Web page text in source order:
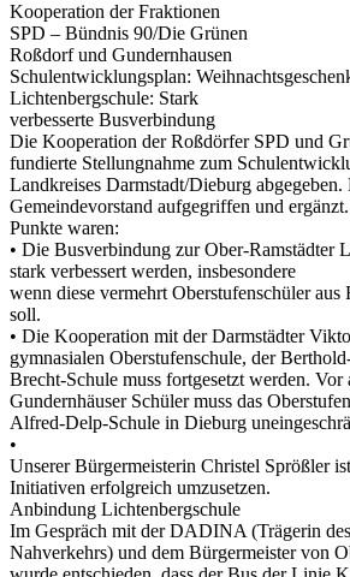
Kooperation der Fraktionen
SPD – Bündnis 90/Die Grünen
Roßdorf und Gundernhausen
Schulentwicklungsplan:
Lichtenbergschule: Stark
verbesserte Busverbindung
Die Kooperation der Roßdörfer SPD und
fundierte Stellungnahme zum
Landkreises Darmstadt/Dieburg
Gemeindevorstand aufgegriffen und
Punkte waren:
• Die Busverbindung zur Ober-Ramstädter
stark verbessert werden, insbesondere
wenn diese vermehrt Oberstufenschüler aus
soll.
• Die Kooperation mit der Darmstädter
gymnasialen Oberstufenschule, der
Brecht-Schule muss fortgesetzt werden. Vor
Gundernhäuser Schüler muss das
Alfred-Delp-Schule in Dieburg
•
Unserer Bürgermeisterin Christel Sprößler
Initiativen erfolgreich umzusetzen.
Anbindung Lichtenbergschule
Im Gespräch mit der DADINA (Trägerin
Nahverkehrs) und dem Bürgermeister von